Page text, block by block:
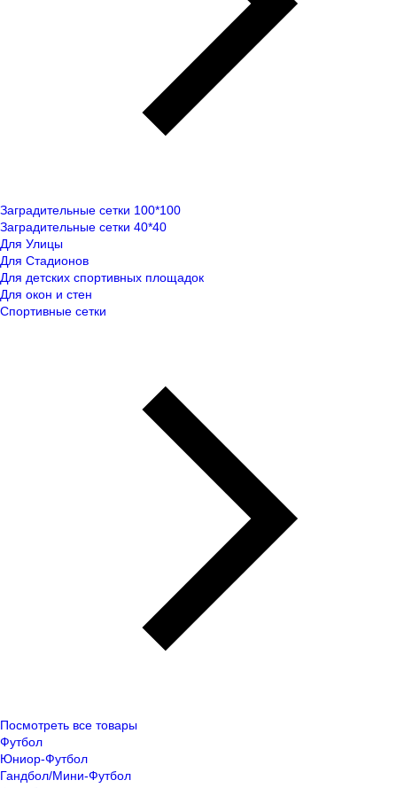
Заградительные сетки 100*100
Заградительные сетки 40*40
Для Улицы
Для Стадионов
Для детских спортивных площадок
Для окон и стен
Спортивные сетки
Посмотреть все товары
Футбол
Юниор-Футбол
Гандбол/Мини-Футбол